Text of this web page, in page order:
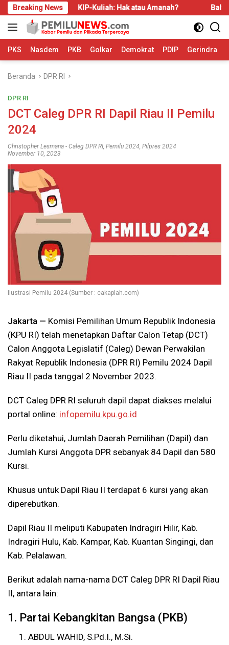
Langsung
ke
konten
Breaking News
KIP-Kuliah: Hak atau Amanah? Bahas LBS dan
PKS Nasdem PKB Golkar Demokrat PDIP Gerindra
Beranda DPR RI
DPR RI
DCT Caleg DPR RI Dapil Riau II Pemilu
2024
Christopher Lesmana - Caleg DPR RI, Pemilu 2024, Pilpres 2024
November 10, 2023
Ilustrasi Pemilu 2024 (Sumber : cakaplah.com)
Jakarta — Komisi Pemilihan Umum Republik Indonesia
(KPU RI) telah menetapkan Daftar Calon Tetap (DCT)
Calon Anggota Legislatif (Caleg) Dewan Perwakilan
Rakyat Republik Indonesia (DPR RI) Pemilu 2024 Dapil
Riau II pada tanggal 2 November 2023.
DCT Caleg DPR RI seluruh dapil dapat diakses melalui
portal online: infopemilu.kpu.go.id
Perlu diketahui, Jumlah Daerah Pemilihan (Dapil) dan
Jumlah Kursi Anggota DPR sebanyak 84 Dapil dan 580
Kursi.
Khusus untuk Dapil Riau II terdapat 6 kursi yang akan
diperebutkan.
Dapil Riau II meliputi Kabupaten Indragiri Hilir, Kab.
Indragiri Hulu, Kab. Kampar, Kab. Kuantan Singingi, dan
Kab. Pelalawan.
Berikut adalah nama-nama DCT Caleg DPR RI Dapil Riau
II, antara lain:
1. Partai Kebangkitan Bangsa (PKB)
ABDUL WAHID, S.Pd.I., M.Si.